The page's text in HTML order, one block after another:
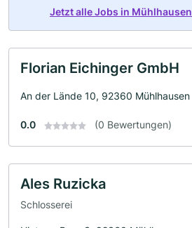
Jetzt alle Jobs in
Florian Eichinger GmbH
An der Lände 10, 92360 Mühlhausen
0.0 (0 Bewertungen)
Ales Ruzicka
Schlosserei